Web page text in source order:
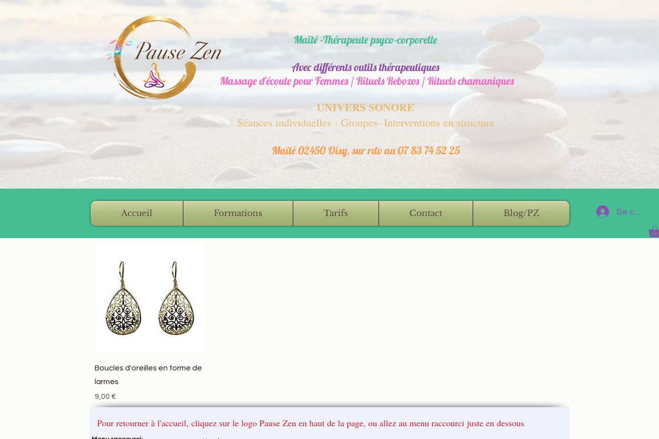
Maïté -Thérapeute psyco-corporelle
Avec différents outils thérapeutiques
Massage d'écoute pour Femmes / Rituels Rebozos / Rituels chamaniques
UNIVERS SONORE
Séances individuelles - Groupes- Interventions en structure
Maïté 02450 Oisy, sur rdv au 07 83 74 52 25
Accueil Formations Tarifs Contact Blog/PZ Se
Aperçu rapide
Boucles d'oreilles en forme de
larmes
Prix
9,00 €
Pour retourner à l'accueil, cliquez sur le logo Pause Zen en haut de la page, ou allez au menu raccourci juste en dessous